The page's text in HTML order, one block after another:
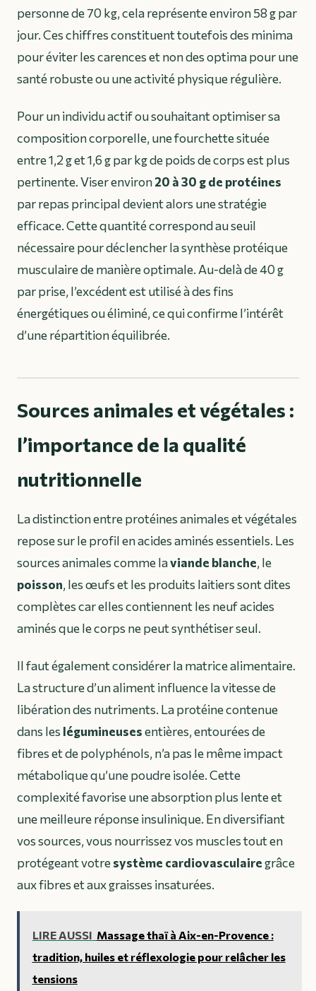
personne de 70 kg, cela représente environ 58 g par
jour. Ces chiffres constituent toutefois des minima
pour éviter les carences et non des optima pour une
santé robuste ou une activité physique régulière.
Pour un individu actif ou souhaitant optimiser sa
composition corporelle, une fourchette située
entre 1,2 g et 1,6 g par kg de poids de corps est plus
pertinente. Viser environ20 à 30 g de protéines
par repas principal devient alors une stratégie
efficace. Cette quantité correspond au seuil
nécessaire pour déclencher la synthèse protéique
musculaire de manière optimale. Au-delà de 40 g
par prise, l’excédent est utilisé à des fins
énergétiques ou éliminé, ce qui confirme l’intérêt
d’une répartition équilibrée.
Sources animales et végétales :
l’importance de la qualité
nutritionnelle
La distinction entre protéines animales et végétales
repose sur le profil en acides aminés essentiels. Les
sources animales comme laviande blanche, le
poisson, les œufs et les produits laitiers sont dites
complètes car elles contiennent les neuf acides
aminés que le corps ne peut synthétiser seul.
Il faut également considérer la matrice alimentaire.
La structure d’un aliment influence la vitesse de
libération des nutriments. La protéine contenue
dans leslégumineusesentières, entourées de
fibres et de polyphénols, n’a pas le même impact
métabolique qu’une poudre isolée. Cette
complexité favorise une absorption plus lente et
une meilleure réponse insulinique. En diversifiant
vos sources, vous nourrissez vos muscles tout en
protégeant votresystème cardiovasculairegrâce
aux fibres et aux graisses insaturées.
LIRE AUSSI Massage thaï à Aix-en-Provence :
tradition, huiles et réflexologie pour relâcher les
tensions